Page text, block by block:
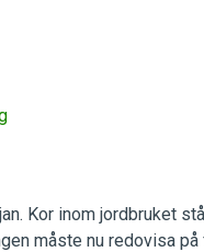
Kor inom jordbruket
måste nu redovisa